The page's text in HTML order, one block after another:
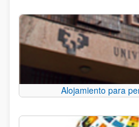
Alojamiento para